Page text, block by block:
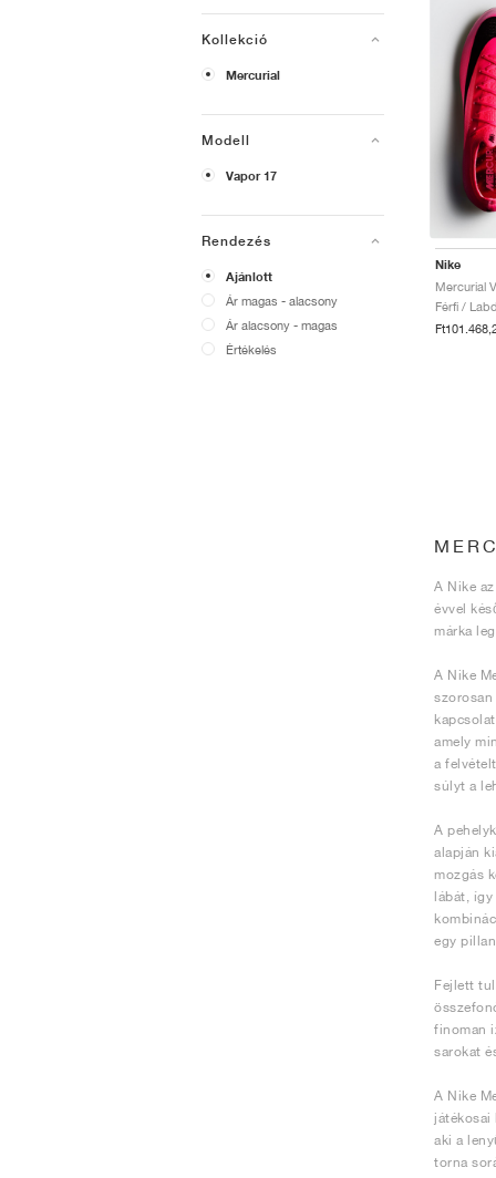
Kollekció
Mercurial
Modell
Vapor 17
Rendezés
Ajánlott
Ár magas - alacsony
Ár alacsony - magas
Értékelés
Nike
Férfi /
A Nike
évvel
márka
A Nike
szorosan
amely
a
súlyt a
A
alapján
mozgás
lábát,
egy
Fejlett
finoman
sarokat
A Nike
játékosai
aki a
torna